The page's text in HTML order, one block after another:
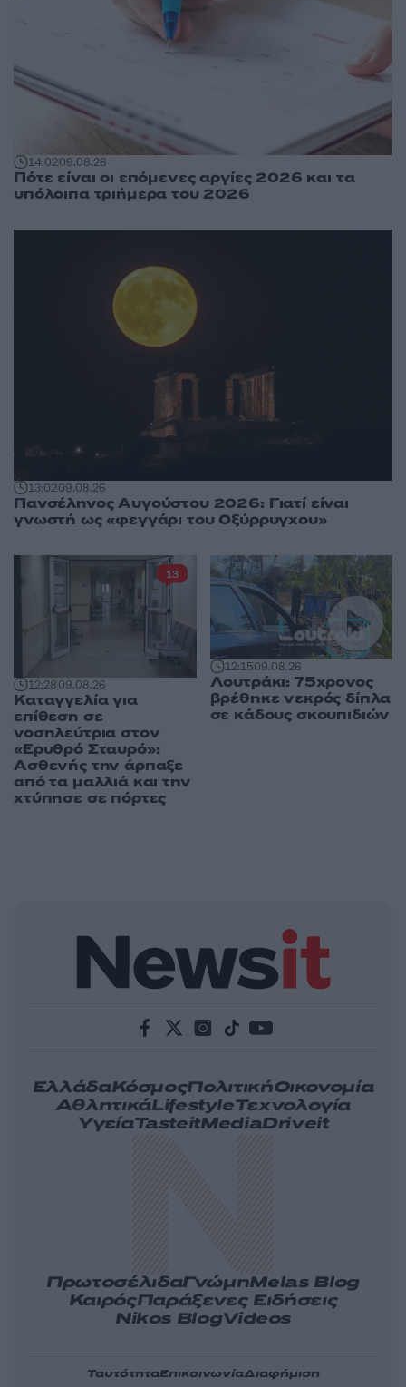
14:0209.08.26
Πότε είναι οι επόμενες αργίες 2026 και τα
υπόλοιπα τριήμερα του 2026
13:0209.08.26
Πανσέληνος Αυγούστου 2026: Γιατί είναι
γνωστή ως «φεγγάρι του Οξύρρυγχου»
12:2809.08.26
Καταγγελία για
επίθεση σε
νοσηλεύτρια στον
«Ερυθρό Σταυρό»:
Ασθενής την άρπαξε
από τα μαλλιά και την
χτύπησε σε πόρτες
13
12:1509.08.26
Λουτράκι: 75χρονος
βρέθηκε νεκρός δίπλα
σε κάδους σκουπιδιών
ΕλλάδαΚόσμοςΠολιτικήΟικονομία
ΑθλητικάLifestyleΤεχνολογία
ΥγείαTasteitMediaDriveit
ΠρωτοσέλιδαΓνώμηMelas Blog
ΚαιρόςΠαράξενες Ειδήσεις
Nikos BlogVideos
ΤαυτότηταΕπικοινωνίαΔιαφήμιση